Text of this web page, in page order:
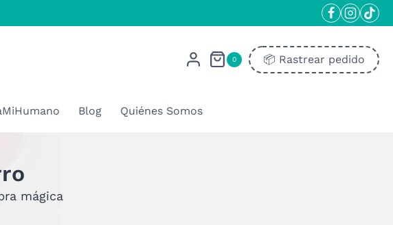
0 📦​ Rastrear pedido
Blog Quiénes Somos
mágica